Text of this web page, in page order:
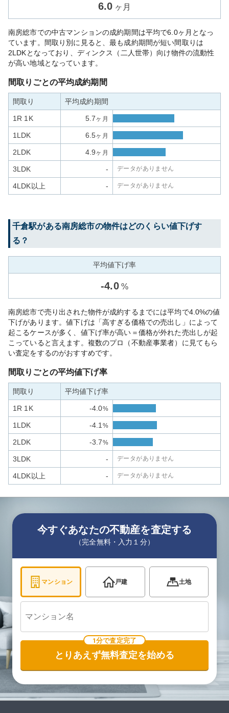
6.0 ヶ月
南房総市での中古マンションの成約期間は平均で6.0ヶ月となっ
ています。間取り別に見ると、最も成約期間が短い間取りは
2LDKとなっており、ディンクス（二人世帯）向け物件の流動性
が高い地域となっています。
間取りごとの平均成約期間
間取り 平均成約期間
1R 1K 5.7ヶ月
1LDK 6.5ヶ月
2LDK 4.9ヶ月
3LDK - データがありません
4LDK以上 - データがありません
千倉駅がある南房総市の物件はどのくらい値下げす
る？
平均値下げ率
-4.0 %
南房総市で売り出された物件が成約するまでには平均で4.0%の値
下げがあります。値下げは「高すぎる価格での売出し」によって
起こるケースが多く、値下げ率が高い＝価格が外れた売出しが起
こっていると言えます。複数のプロ（不動産事業者）に見てもら
い査定をするのがおすすめです。
間取りごとの平均値下げ率
間取り 平均値下げ率
1R 1K -4.0%
1LDK -4.1 %
2LDK -3.7%
3LDK - データがありません
4LDK以上 - データがありません
今すぐあなたの不動産を査定する
（完全無料・入力１分）
マンション 戸建 土地
1分で査定完了
とりあえず無料査定を始める